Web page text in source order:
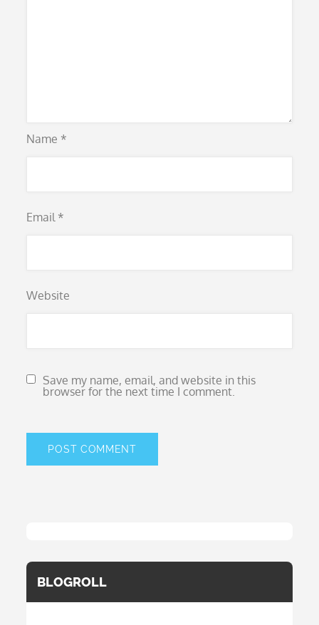
Name *
Email *
Website
Save my name, email, and website in this
browser for the next time I comment.
BLOGROLL